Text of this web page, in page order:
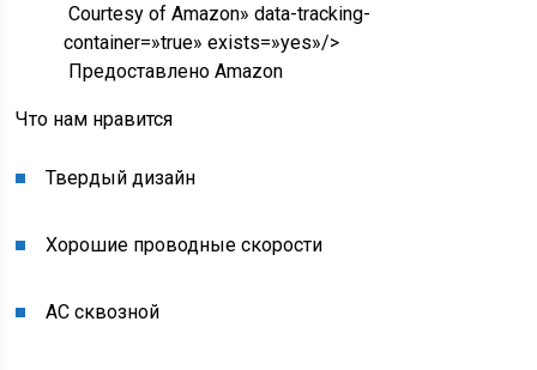
Courtesy of Amazon» data-tracking-
container=»true» exists=»yes»/>
Предоставлено Amazon
Что нам нравится
Твердый дизайн
Хорошие проводные скорости
AC сквозной